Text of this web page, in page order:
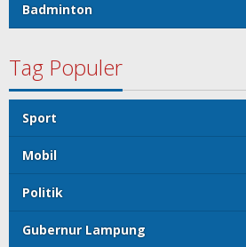
Badminton
Tag Populer
Sport
Mobil
Politik
Gubernur Lampung